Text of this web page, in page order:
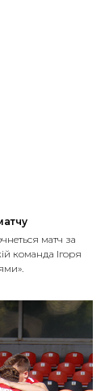
матч за
команда Ігоря